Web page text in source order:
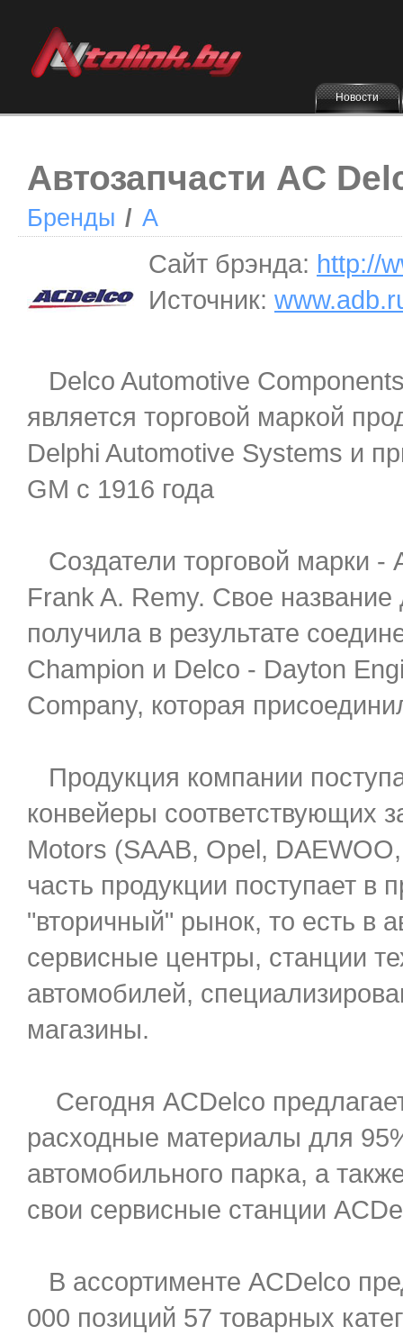
Новости
Автозапчасти AC
Бренды / A
Сайт брэнда: http://
Источник:
Delco Automotive
является торговой маркой
Delphi Automotive Systems и
GM с 1916 года
Создатели торговой марки -
Frank A. Remy. Свое
получила в результате
Champion и Delco - Dayton
Company, которая
Продукция компании
конвейеры соответствующих
Motors (SAAB, Opel,
часть продукции поступает в
"вторичный" рынок, то есть в
сервисные центры, станции
автомобилей,
магазины.
Сегодня ACDelco
расходные материалы для
автомобильного парка, а
свои сервисные станции
В ассортименте ACDelco
000 позиций 57 товарных